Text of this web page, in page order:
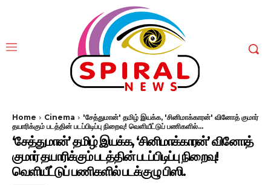
Home Cinema
'சேத்துமான்' தமிழ் இயக்க, 'சினிமாக்காரன்' வினோத் குமார்
தயாரிக்கும் படத்தின் படப்பிடிப்பு நிறைவு! வெளியீட்டுப் பணிகளில்...
‘சேத்துமான்’ தமிழ் இயக்க, ‘சினிமாக்காரன்’ வினோத்
குமார் தயாரிக்கும் படத்தின் படப்பிடிப்பு நிறைவு!
வெளியீட்டுப் பணிகளில் படக்குழு பிஸி.